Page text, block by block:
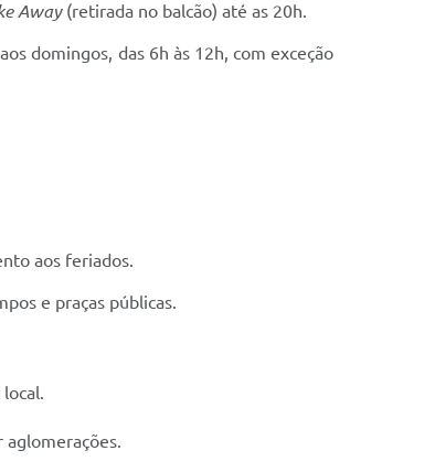
Away(retirada no balcão) até as 20h.
domingos, das 6h às 12h, com exceção
aos feriados.
e praças públicas.
aglomerações.